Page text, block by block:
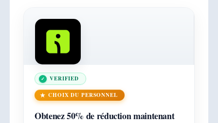
VERIFIED
CHOIX DU PERSONNEL
Obtenez 50% de réduction maintenant